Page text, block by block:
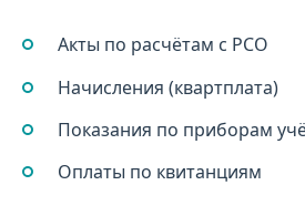
Акты по расчётам с РСО
Начисления (квартплата)
Показания по приборам
Оплаты по квитанциям